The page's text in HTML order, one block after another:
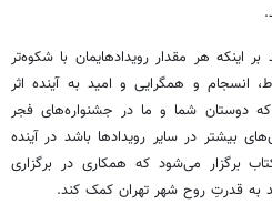
اینکه هر مقدار رویدادهایمان با شکوه‌تر
انسجام و همگرایی و امید به آینده اثر
دوستان شما و ما در جشنواره‌های فجر
بیشتر در سایر رویدادها باشد در آینده
برگزار می‌شود که همکاری‌ در برگزاری
به قدرتِ روح شهر تهران کمک کند.